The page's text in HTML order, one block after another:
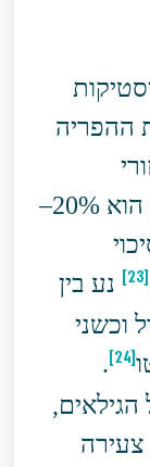
ההפריה
ממחזורי
הטיפול. הסיכוי לקליטת ההריון הוא 20%–
[23]
נע בין
וכשני
[24]
.
הגילאים,